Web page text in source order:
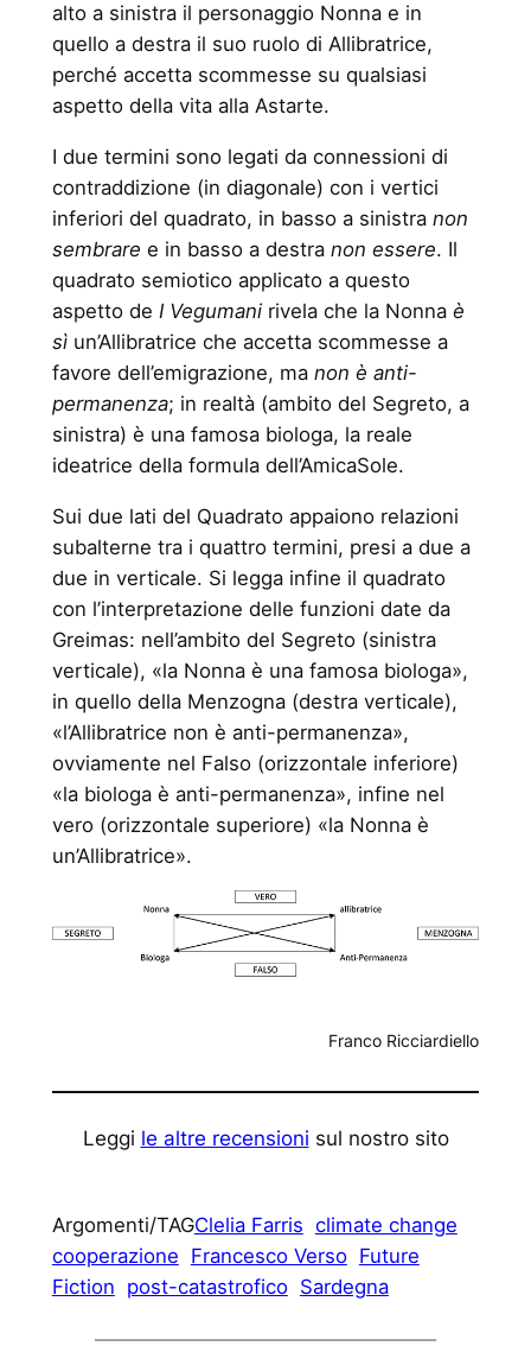
alto a sinistra il personaggio Nonna e in
quello a destra il suo ruolo di Allibratrice,
perché accetta scommesse su qualsiasi
aspetto della vita alla Astarte.
I due termini sono legati da connessioni di
contraddizione (in diagonale) con i vertici
inferiori del quadrato, in basso a sinistra non
sembrare e in basso a destra non essere. Il
quadrato semiotico applicato a questo
aspetto de I Vegumanirivela che la Nonna è
sìun’Allibratrice che accetta scommesse a
favore dell’emigrazione, ma non è anti-
permanenza; in realtà (ambito del Segreto, a
sinistra) è una famosa biologa, la reale
ideatrice della formula dell’AmicaSole.
Sui due lati del Quadrato appaiono relazioni
subalterne tra i quattro termini, presi a due a
due in verticale. Si legga infine il quadrato
con l’interpretazione delle funzioni date da
Greimas: nell’ambito del Segreto (sinistra
verticale), «la Nonna è una famosa biologa»,
in quello della Menzogna (destra verticale),
«l’Allibratrice non è anti-permanenza»,
ovviamente nel Falso (orizzontale inferiore)
«la biologa è anti-permanenza», infine nel
vero (orizzontale superiore) «la Nonna è
un’Allibratrice».
Franco Ricciardiello
Leggi le altre recensioni sul nostro sito
Argomenti/TAGClelia Farris climate change
cooperazione Francesco Verso Future
Fiction post-catastrofico Sardegna